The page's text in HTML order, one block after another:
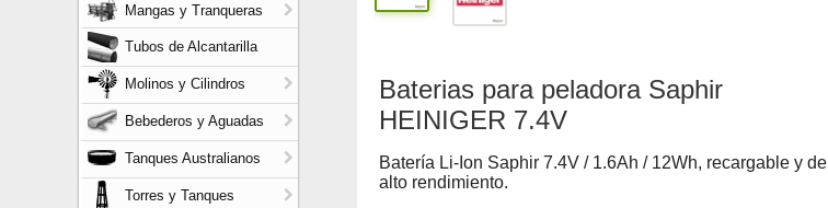
Mangas y Tranqueras
Tubos de Alcantarilla
Molinos y Cilindros
Bebederos y Aguadas
Tanques Australianos
Torres y Tanques
Baterias para peladora Saphir
HEINIGER 7.4V
Batería Li-Ion Saphir 7.4V / 1.6Ah / 12Wh, recargable y de
alto rendimiento.